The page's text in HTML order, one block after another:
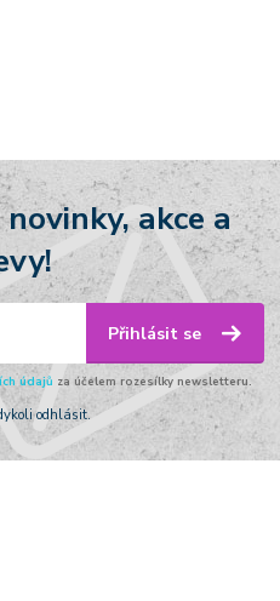
akce a
Přihlásit se
údajů za účelem rozesílky newsletteru.
odhlásit.